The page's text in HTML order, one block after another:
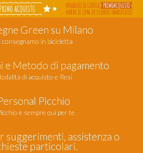
Green su Milano
consegnamo in bicicletta
e Metodo di pagamento
di acquisto e Resi
Picchio
è sempre qui per te
suggerimenti, assistenza o
particolari.